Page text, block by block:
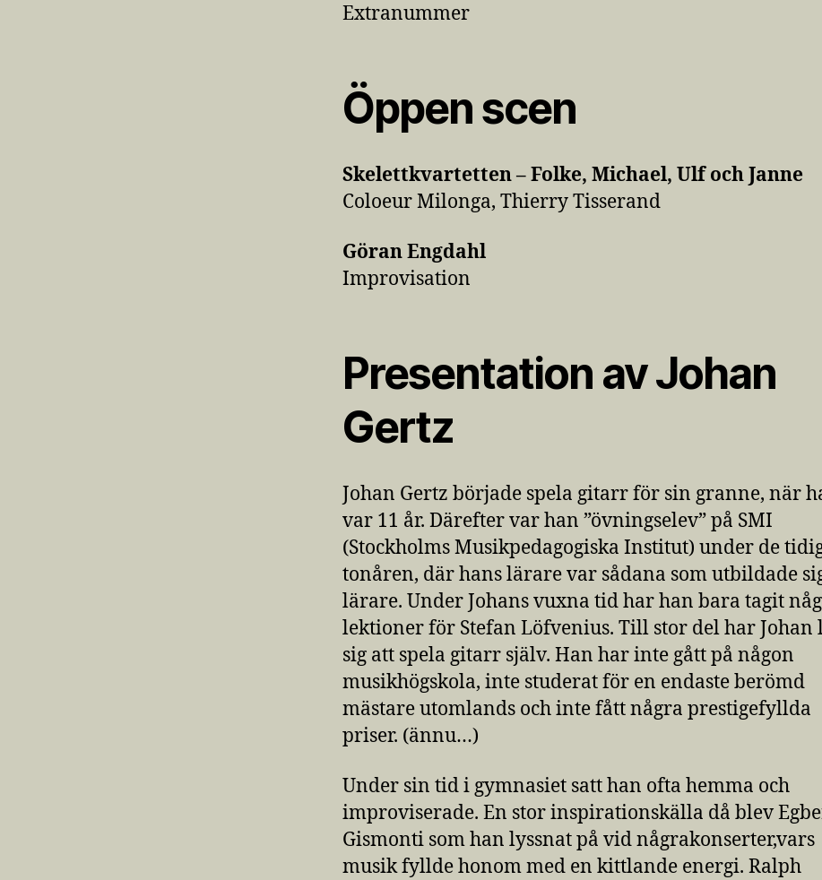
Extranummer
Öppen scen
Skelettkvartetten – Folke, Michael, Ulf och Janne
Coloeur Milonga, Thierry Tisserand
Göran Engdahl
Improvisation
Presentation av Johan
Gertz
Johan Gertz började spela gitarr för sin granne, när
var 11 år. Därefter var han ”övningselev” på SMI
(Stockholms Musikpedagogiska Institut) under de
tonåren, där hans lärare var sådana som utbildade
lärare. Under Johans vuxna tid har han bara tagit
lektioner för Stefan Löfvenius. Till stor del har Johan
sig att spela gitarr själv. Han har inte gått på någon
musikhögskola, inte studerat för en endaste berömd
mästare utomlands och inte fått några prestigefyllda
priser. (ännu…)
Under sin tid i gymnasiet satt han ofta hemma och
improviserade. En stor inspirationskälla då blev
Gismonti som han lyssnat på vid någrakonserter,vars
musik fyllde honom med en kittlande energi. Ralph